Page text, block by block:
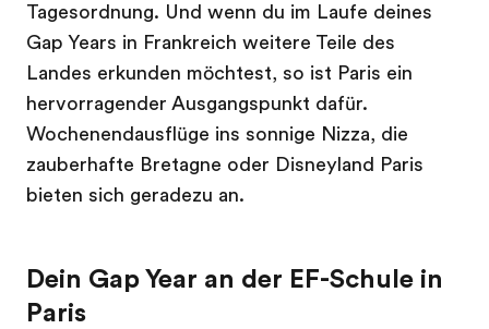
Tagesordnung. Und wenn du im Laufe deines
Gap Years in Frankreich weitere Teile des
Landes erkunden möchtest, so ist Paris ein
hervorragender Ausgangspunkt dafür.
Wochenendausflüge ins sonnige Nizza, die
zauberhafte Bretagne oder Disneyland Paris
bieten sich geradezu an.
Dein Gap Year an der EF-Schule in
Paris